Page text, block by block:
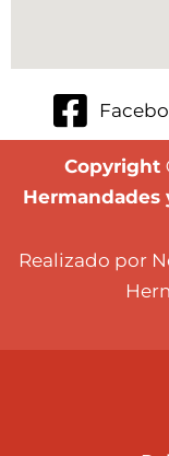
Copyright
Hermandades
Realizado por